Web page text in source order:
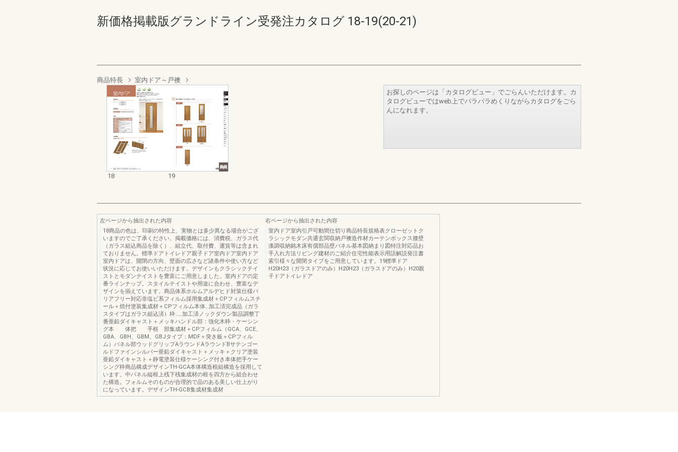
新価格掲載版グランドライン受発注カタログ 18-19(20-21)
商品特長 室内ドア～戸襖
18 19
お探しのページは「カタログビュー」でごらんいただけます。カ
タログビューではweb上でパラパラめくりながらカタログをごら
んになれます。
左ページから抽出された内容
18商品の色は、印刷の特性上、実物とは多少異なる場合がござ
いますのでご了承ください。掲載価格には、消費税、ガラス代
（ガラス組込商品を除く）、組立代、取付費、運賃等は含まれ
ておりません。標準ドアトイレドア親子ドア室内ドア室内ドア
室内ドアは、開閉の方向、壁面の広さなど諸条件や使い方など
状況に応じてお使いいただけます。デザインもクラシックテイ
ストとモダンテイストを豊富にご用意しました。室内ドアの定
番ラインナップ。スタイルテイストや用途に合わせ、豊富なデ
ザインを揃えています。商品体系ホルムアルデヒド対策仕様バ
リアフリー対応非塩ビ系フィルム採用集成材＋CPフィルムスチ
ール＋焼付塗装集成材＋CPフィルム本体…加工済完成品（ガラ
スタイプはガラス組込済）枠……加工済ノックダウン製品調整丁
番亜鉛ダイキャスト＋メッキハンドル部：強化木枠・ケーシン
グ本 体把 手框 部集成材＋CPフィルム（GCA、GCE、
GBA、GBH、GBM、GBJタイプ：MDF＋突き板＋CPフィル
ム）パネル部ウッドグリップAラウンドAラウンドBサテンゴー
ルドファインシルバー亜鉛ダイキャスト＋メッキ＋クリア塗装
亜鉛ダイキャスト＋静電塗装仕様ケーシング付き本体把手ケー
シング枠商品構成デザインTH-GCA本体構造框組構造を採用して
います。中パネル縦框上桟下桟集成材の框を四方から組合わせ
た構造。フォルムそのものが合理的で品のある美しい仕上がり
になっています。デザインTH-GCB集成材集成材
右ページから抽出された内容
室内ドア室内引戸可動間仕切り商品特長規格表クローゼットク
ラシックモダン共通玄関収納戸襖造作材カーテンボックス腰壁
漆調収納銘木床有償部品壁パネル基本図納まり図特注対応品お
手入れ方法リビング建材のご紹介住宅性能表示用語解説発注書
索引様々な開閉タイプをご用意しています。19標準ドア
H20H23（ガラスドアのみ）H20H23（ガラスドアのみ）H20親
子ドアトイレドア